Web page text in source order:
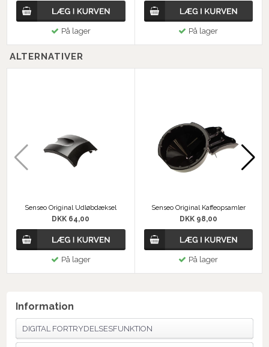
På lager På lager
ALTERNATIVER
Senseo Original Udløbdæksel
DKK 64,00
På lager
Senseo Original Kaffeopsamler
DKK 98,00
På lager
Information
DIGITAL FORTRYDELSESFUNKTION